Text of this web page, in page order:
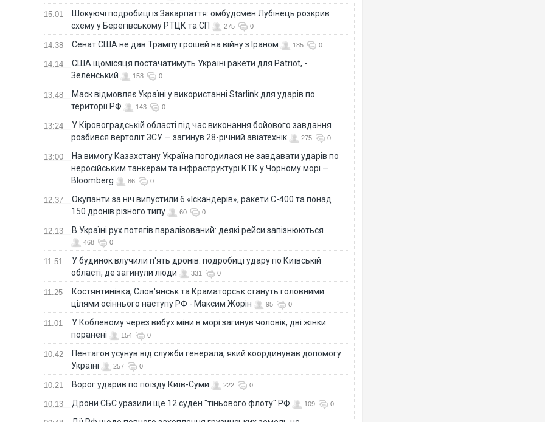
15:01
Шокуючі подробиці із Закарпаття: омбудсмен Лубінець розкрив
схему у Берегівському РТЦК та СП
275 0
14:38 Сенат США не дав Трампу грошей на війну з Іраном 185 0
14:14
США щомісяця постачатимуть Україні ракети для Patriot, -
Зеленський
158 0
13:48
Маск відмовляє Україні у використанні Starlink для ударів по
території РФ
143 0
13:24
У Кіровоградській області під час виконання бойового завдання
розбився вертоліт ЗСУ — загинув 28-річний авіатехнік
275 0
13:00
На вимогу Казахстану Україна погодилася не завдавати ударів по
неросійським танкерам та інфраструктурі КТК у Чорному морі —
Bloomberg
86 0
12:37
Окупанти за ніч випустили 6 «Іскандерів», ракети С-400 та понад
150 дронів різного типу
60 0
12:13 В Україні рух потягів паралізований: деякі рейси запізнюються
468 0
11:51
У будинок влучили п'ять дронів: подробиці удару по Київській
області, де загинули люди
331 0
11:25
Костянтинівка, Слов'янськ та Краматорськ стануть головними
цілями осіннього наступу РФ - Максим Жорін
95 0
11:01
У Коблевому через вибух міни в морі загинув чоловік, дві жінки
поранені
154 0
10:42
Пентагон усунув від служби генерала, який координував допомогу
Україні
257 0
10:21 Ворог ударив по поїзду Київ-Суми 222 0
10:13 Дрони СБС уразили ще 12 суден "тіньового флоту" РФ 109 0